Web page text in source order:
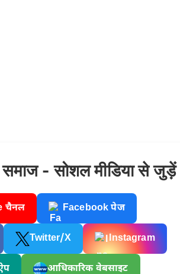
समाज - सोशल मीडिया से जुड़ें
चैनल Facebook पेज
Twitter/X Instagram
आधिकारिक वेबसाइट